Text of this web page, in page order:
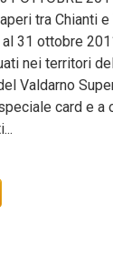
tra Chianti e
31 ottobre
nei territori
Valdarno
card e a